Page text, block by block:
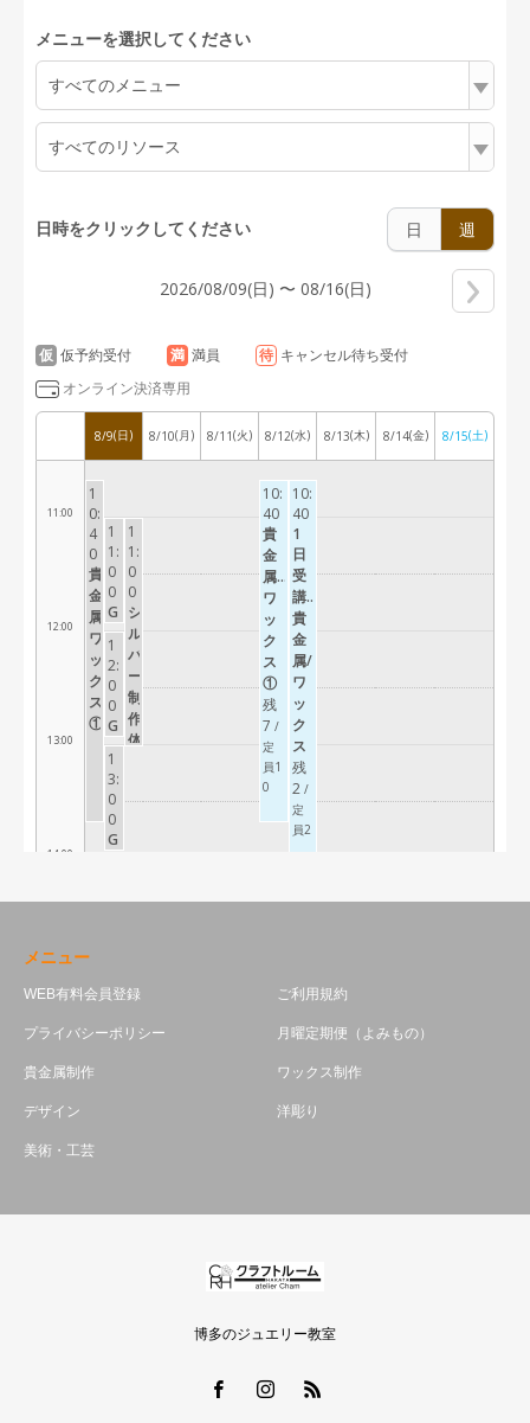
メニュー
WEB有料会員登録 ご利用規約
プライバシーポリシー 月曜定期便（よみもの）
貴金属制作 ワックス制作
デザイン 洋彫り
美術・工芸
博多のジュエリー教室